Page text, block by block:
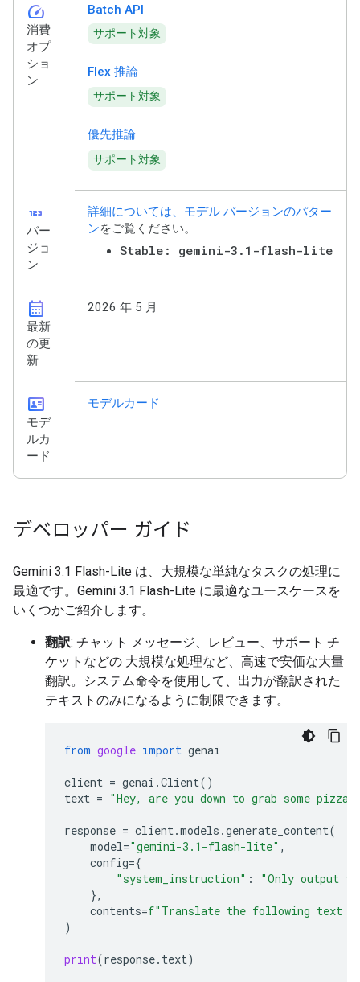
speed
消費
オプ
ショ
ン
Batch API
サポート対象
Flex 推論
サポート対象
優先推論
サポート対象
123
バー
ジョ
ン
詳細については、モデル バージョンのパター
ンをご覧ください。
Stable: gemini-3.1-flash-lite
calendar_month
最新
の更
新
2026 年 5 月
id_card
モデ
ルカ
ード
モデルカード
デベロッパー ガイド
Gemini 3.1 Flash-Lite は、大規模な単純なタスクの処理に
最適です。Gemini 3.1 Flash-Lite に最適なユースケースを
いくつかご紹介します。
翻訳: チャット メッセージ、レビュー、サポート チ
ケットなどの 大規模な処理など、高速で安価な大量
翻訳。システム命令を使用して、出力が翻訳された
テキストのみになるように制限できます。
from google import genai
client = genai .Client()
text = "Hey, are you down to grab some
response = client.models .generate_content(
model="gemini-3.1-flash-lite" ,
config={
"system_instruction" :
"Only output
},
contents=f"Translate the following text
)
print(response. text)